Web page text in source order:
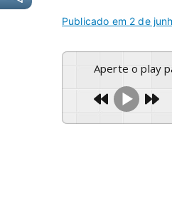
Publicado em 2 de
Aperte o play